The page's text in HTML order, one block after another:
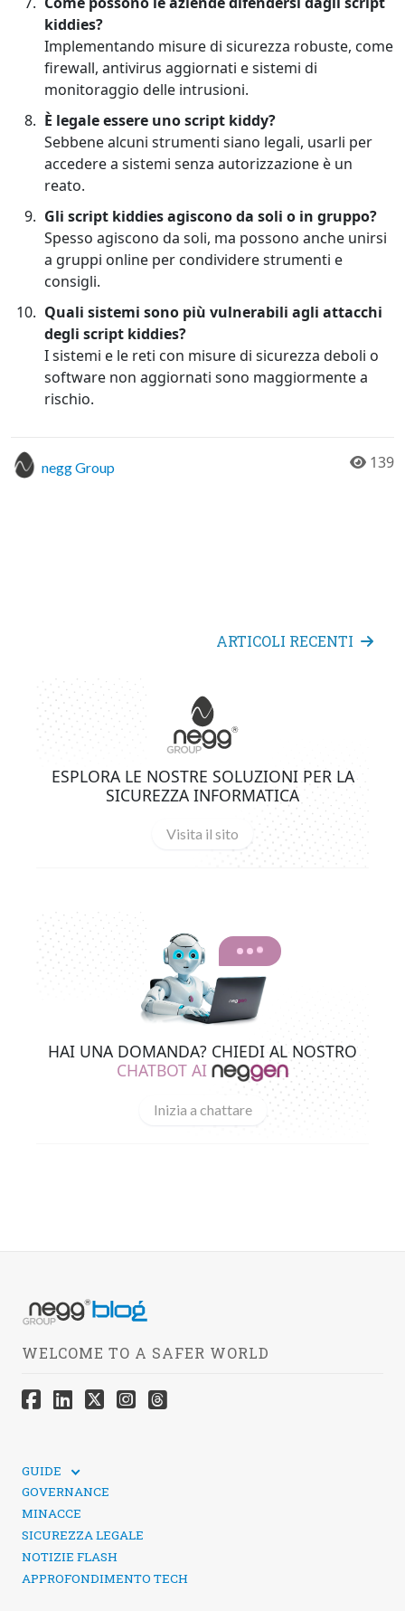
kiddies?
Implementando misure di sicurezza robuste, come
firewall, antivirus aggiornati e sistemi di
monitoraggio delle intrusioni.
È legale essere uno script kiddy?
Sebbene alcuni strumenti siano legali, usarli per
accedere a sistemi senza autorizzazione è un
reato.
Gli script kiddies agiscono da soli o in gruppo?
Spesso agiscono da soli, ma possono anche unirsi
a gruppi online per condividere strumenti e
consigli.
Quali sistemi sono più vulnerabili agli attacchi
degli script kiddies?
I sistemi e le reti con misure di sicurezza deboli o
software non aggiornati sono maggiormente a
rischio.
negg Group 139
ARTICOLI RECENTI
ESPLORA LE NOSTRE SOLUZIONI PER LA
SICUREZZA INFORMATICA
Visita il sito
HAI UNA DOMANDA? CHIEDI AL NOSTRO
CHATBOT AI
Inizia a chattare
WELCOME TO A SAFER WORLD
GUIDE
SICUREZZA DEI SOCIAL MEDIA
GOVERNANCE
MINACCE
SICUREZZA LEGALE
NOTIZIE FLASH
APPROFONDIMENTO TECH